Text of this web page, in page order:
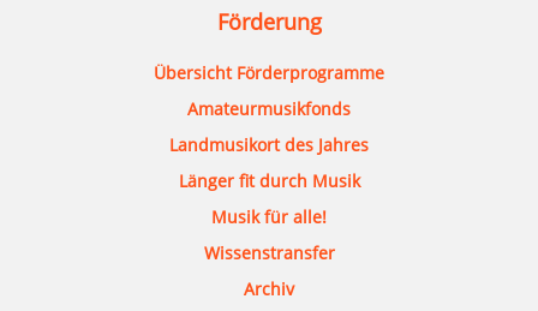
Förderung
Übersicht Förderprogramme
Amateurmusikfonds
Landmusikort des Jahres
Länger fit durch Musik
Musik für alle!
Wissenstransfer
Archiv